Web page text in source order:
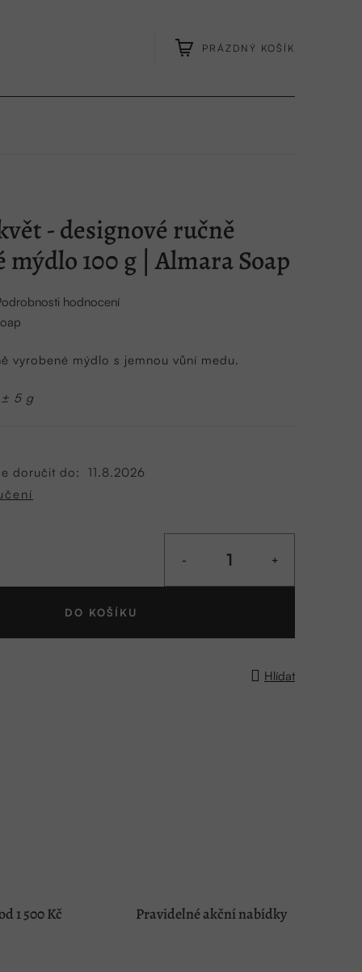
PRÁZDNÝ KOŠÍK
- designové ručně
mýdlo 100 g | Almara Soap
hodnocení
vyrobené mýdlo s jemnou vůní medu.
5 g
doručit do:
11.8.2026
DO KOŠÍKU
Hlídat
1 500 Kč Pravidelné akční nabídky